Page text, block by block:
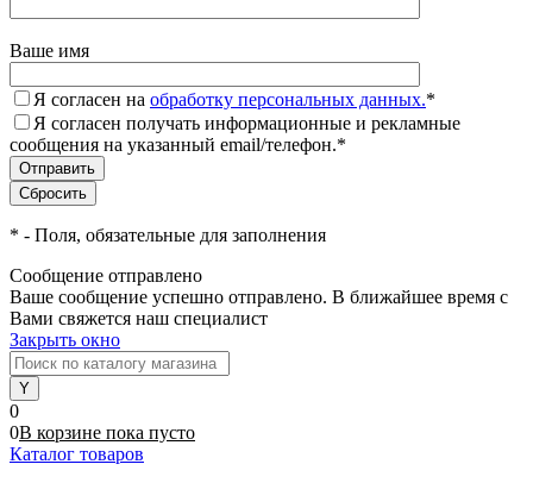
Ваше имя
Я согласен на обработку персональных данных.*
Я согласен получать информационные и рекламные
сообщения на указанный email/телефон.*
* - Поля, обязательные для заполнения
Сообщение отправлено
Ваше сообщение успешно отправлено. В ближайшее время с
Вами свяжется наш специалист
Закрыть окно
0
0В корзине пока пусто
Каталог товаров